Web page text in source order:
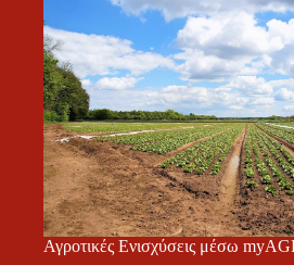
Αγροτικές Ενισχύσεις μέσω